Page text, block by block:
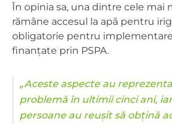
În opinia sa, una dintre cele mai
rămâne accesul la apă pentru
obligatorie pentru
finanțate prin PSPA.
„Aceste aspecte au
problemă în ultimii cinci ani,
persoane au reușit să obțină